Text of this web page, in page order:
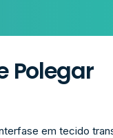
Polegar
em tecido